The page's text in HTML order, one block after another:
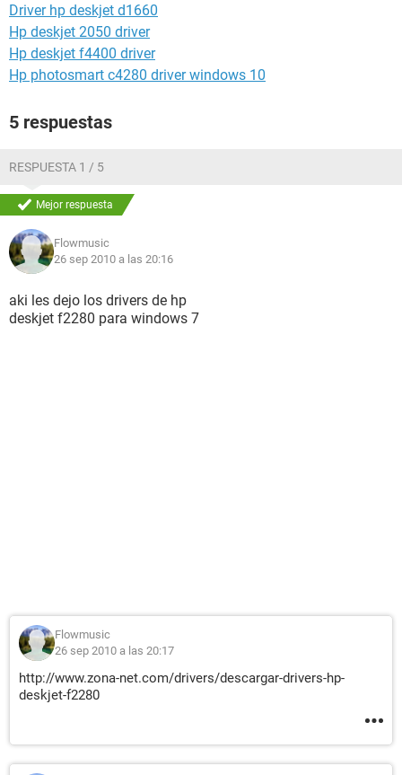
Driver hp deskjet d1660
Hp deskjet 2050 driver
Hp deskjet f4400 driver
Hp photosmart c4280 driver windows 10
5 respuestas
RESPUESTA 1 / 5
Mejor respuesta
Flowmusic
26 sep 2010 a las 20:16
aki les dejo los drivers de hp
deskjet f2280 para windows 7
Flowmusic
26 sep 2010 a las 20:17
http://www.zona-net.com/drivers/descargar-drivers-hp-
deskjet-f2280